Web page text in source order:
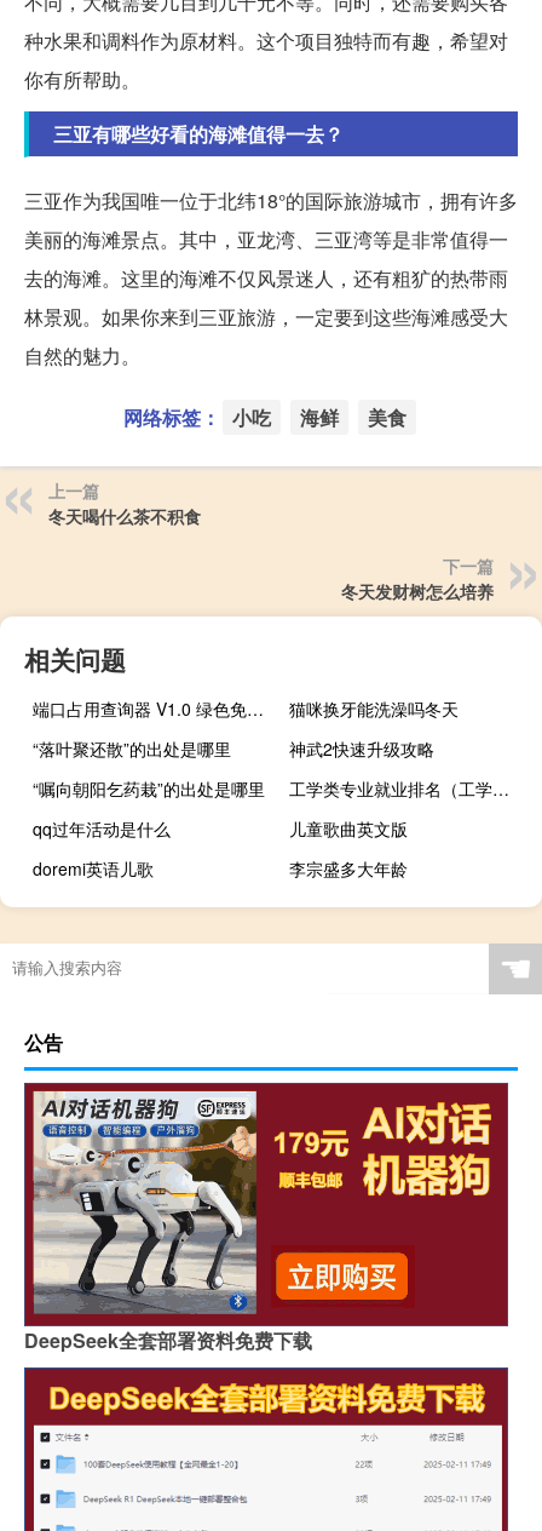
种水果和调料作为原材料。这个项目独特而有趣，希望对
你有所帮助。
三亚有哪些好看的海滩值得一去？
三亚作为我国唯一位于北纬18°的国际旅游城市，拥有许多
美丽的海滩景点。其中，亚龙湾、三亚湾等是非常值得一
去的海滩。这里的海滩不仅风景迷人，还有粗犷的热带雨
林景观。如果你来到三亚旅游，一定要到这些海滩感受大
自然的魅力。
网络标签： 小吃 海鲜 美食
上一篇
冬天喝什么茶不积食
下一篇
冬天发财树怎么培养
相关问题
端口占用查询器 V1.0 绿色免费版（端口占用查询器 V1.0 绿色免费版功能简介）
猫咪换牙能洗澡吗冬天
“落叶聚还散”的出处是哪里
神武2快速升级攻略
“嘱向朝阳乞药栽”的出处是哪里
工学类专业就业排名（工学类）
qq过年活动是什么
儿童歌曲英文版
doremi英语儿歌
李宗盛多大年龄
☚
公告
DeepSeek全套部署资料免费下载